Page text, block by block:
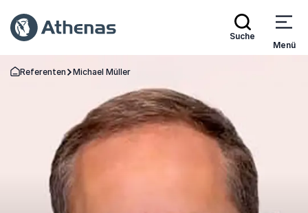
Suche
Menü
Zurück zur Startseite
Referenten Michael Müller